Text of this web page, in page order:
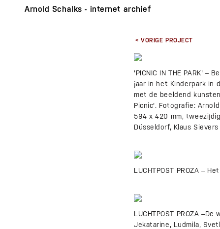
Arnold Schalks - internet archief
< VORIGE PROJECT
'PICNIC IN THE PARK' –
jaar in het Kinderpark in
met de beeldend
Picnic'. Fotografie:
594 x 420 mm,
Düsseldorf, Klaus
LUCHTPOST PROZA –
LUCHTPOST PROZA
Jekatarine, Ludmila,